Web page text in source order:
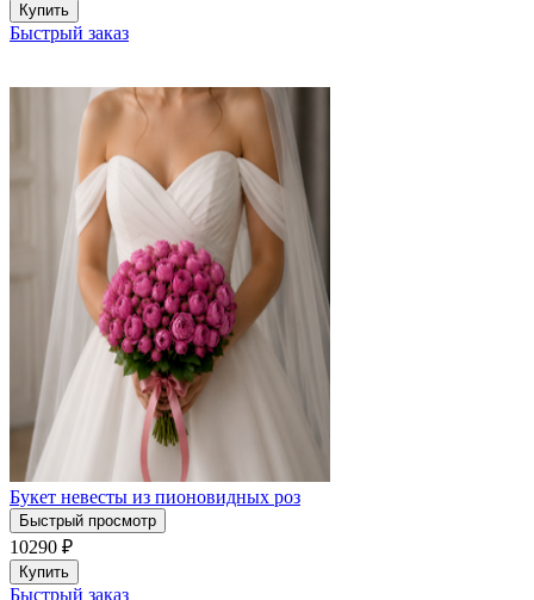
Купить
Быстрый заказ
Букет невесты из пионовидных роз
Быстрый просмотр
10290 ₽
Купить
Быстрый заказ